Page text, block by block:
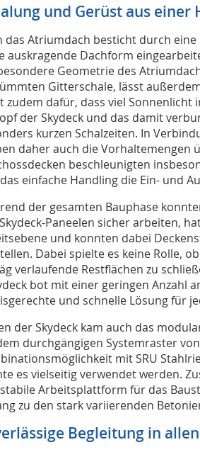
und Gerüst aus einer
das Atriumdach besticht durch
auskragende Dachform
Geometrie des
Gitterschale, lässt
zudem dafür, dass viel
der Skydeck und das damit
kurzen Schalzeiten. In
daher auch die Vorhaltemengen
beschleunigten
einfache Handling die Ein- und
der gesamten Bauphase
Paneelen sicher arbeiten,
und konnten dabei
Dabei spielte es keine Rolle,
verlaufende Restflächen zu
bot mit einer geringen Anzahl
und schnelle Lösung für
der Skydeck kam auch das
durchgängigen Systemraster
mit SRU
es vielseitig verwendet werden.
Arbeitsplattform für das
zu den stark variierenden
Begleitung in